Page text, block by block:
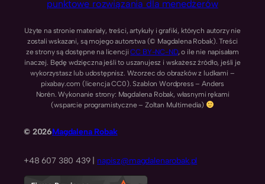
punktowe rozwiązania dla menedżerów
Użyte na stronie materiały, treści, artykuły i grafiki, których autorzy nie
zostali wskazani, są mojego autorstwa (© Magdalena Robak). Treści
ze strony są dostępne na licencjiCC BY-NC-ND, o ile nie napisałam
inaczej. Będę wdzięczna jeśli to uszanujesz i wskażesz źródło, jeśli je
wykorzystasz lub udostępnisz. Wzorzec do obrazków z ludkami –
pixabay.com (licencja CC0). Szablon Wordpress – Anders
Norén. Wykonanie strony: Magdalena Robak, własnymi rękami
(wsparcie programistyczne – Zoltan Multimedia)
© 2026Magdalena Robak
+48 607 380 439 | napisz@magdalenarobak.pl